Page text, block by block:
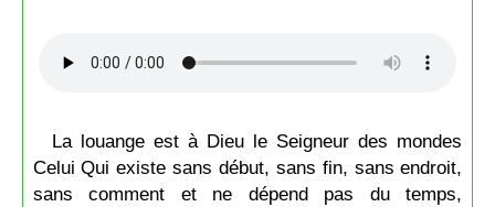
La louange est à Dieu le Seigneur des mondes
Celui Qui existe sans début, sans fin, sans endroit,
sans comment et ne dépend pas du temps,